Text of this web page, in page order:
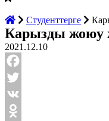
Студенттерге
Карызды жоюу
2021.12.10
Facebook
Twitter
VK